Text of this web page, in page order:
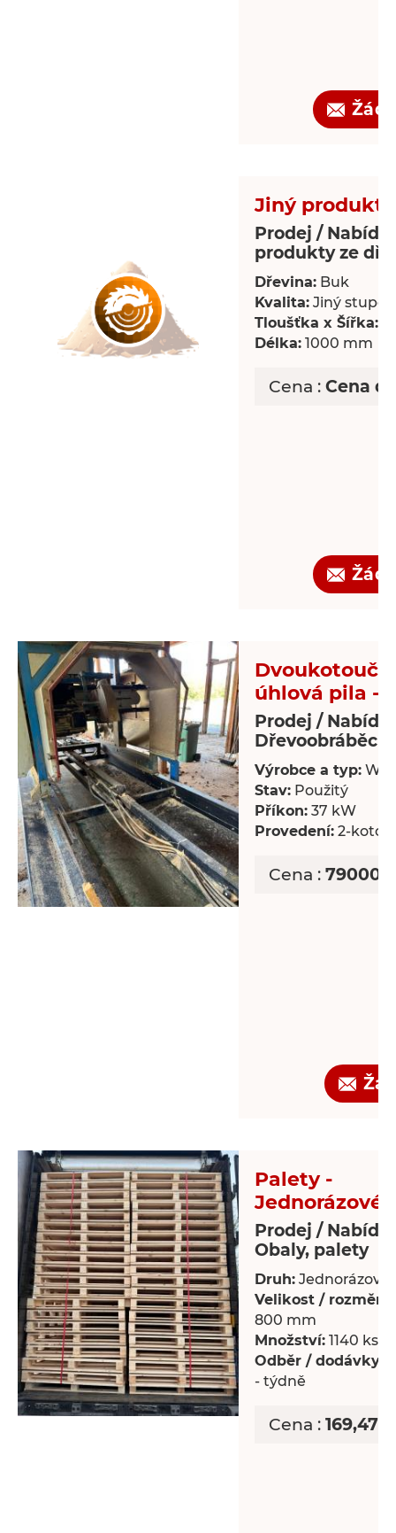
Jiný produkt
Prodej /
produkty ze
Dřevina: Buk
Kvalita: Jiný
Tloušťka x Šířka:
Délka: 1000 mm
Cena : Cena
úhlová pila -
Prodej /
Dřevoobráběcí
Výrobce a typ:
Stav: Použitý
Příkon: 37 kW
Provedení: 2-
Cena : 790000
Palety -
Jednorázové
Prodej /
Obaly, palety
Druh: Jednorázové
Velikost / rozměry:
800 mm
Množství: 1140 ks
Odběr / dodávky:
- týdně
Cena : 169,47